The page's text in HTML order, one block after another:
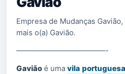
Empresa de Mudanças
mais o(a) Gavião.
————————————-
Gavião é uma vila portuguesa